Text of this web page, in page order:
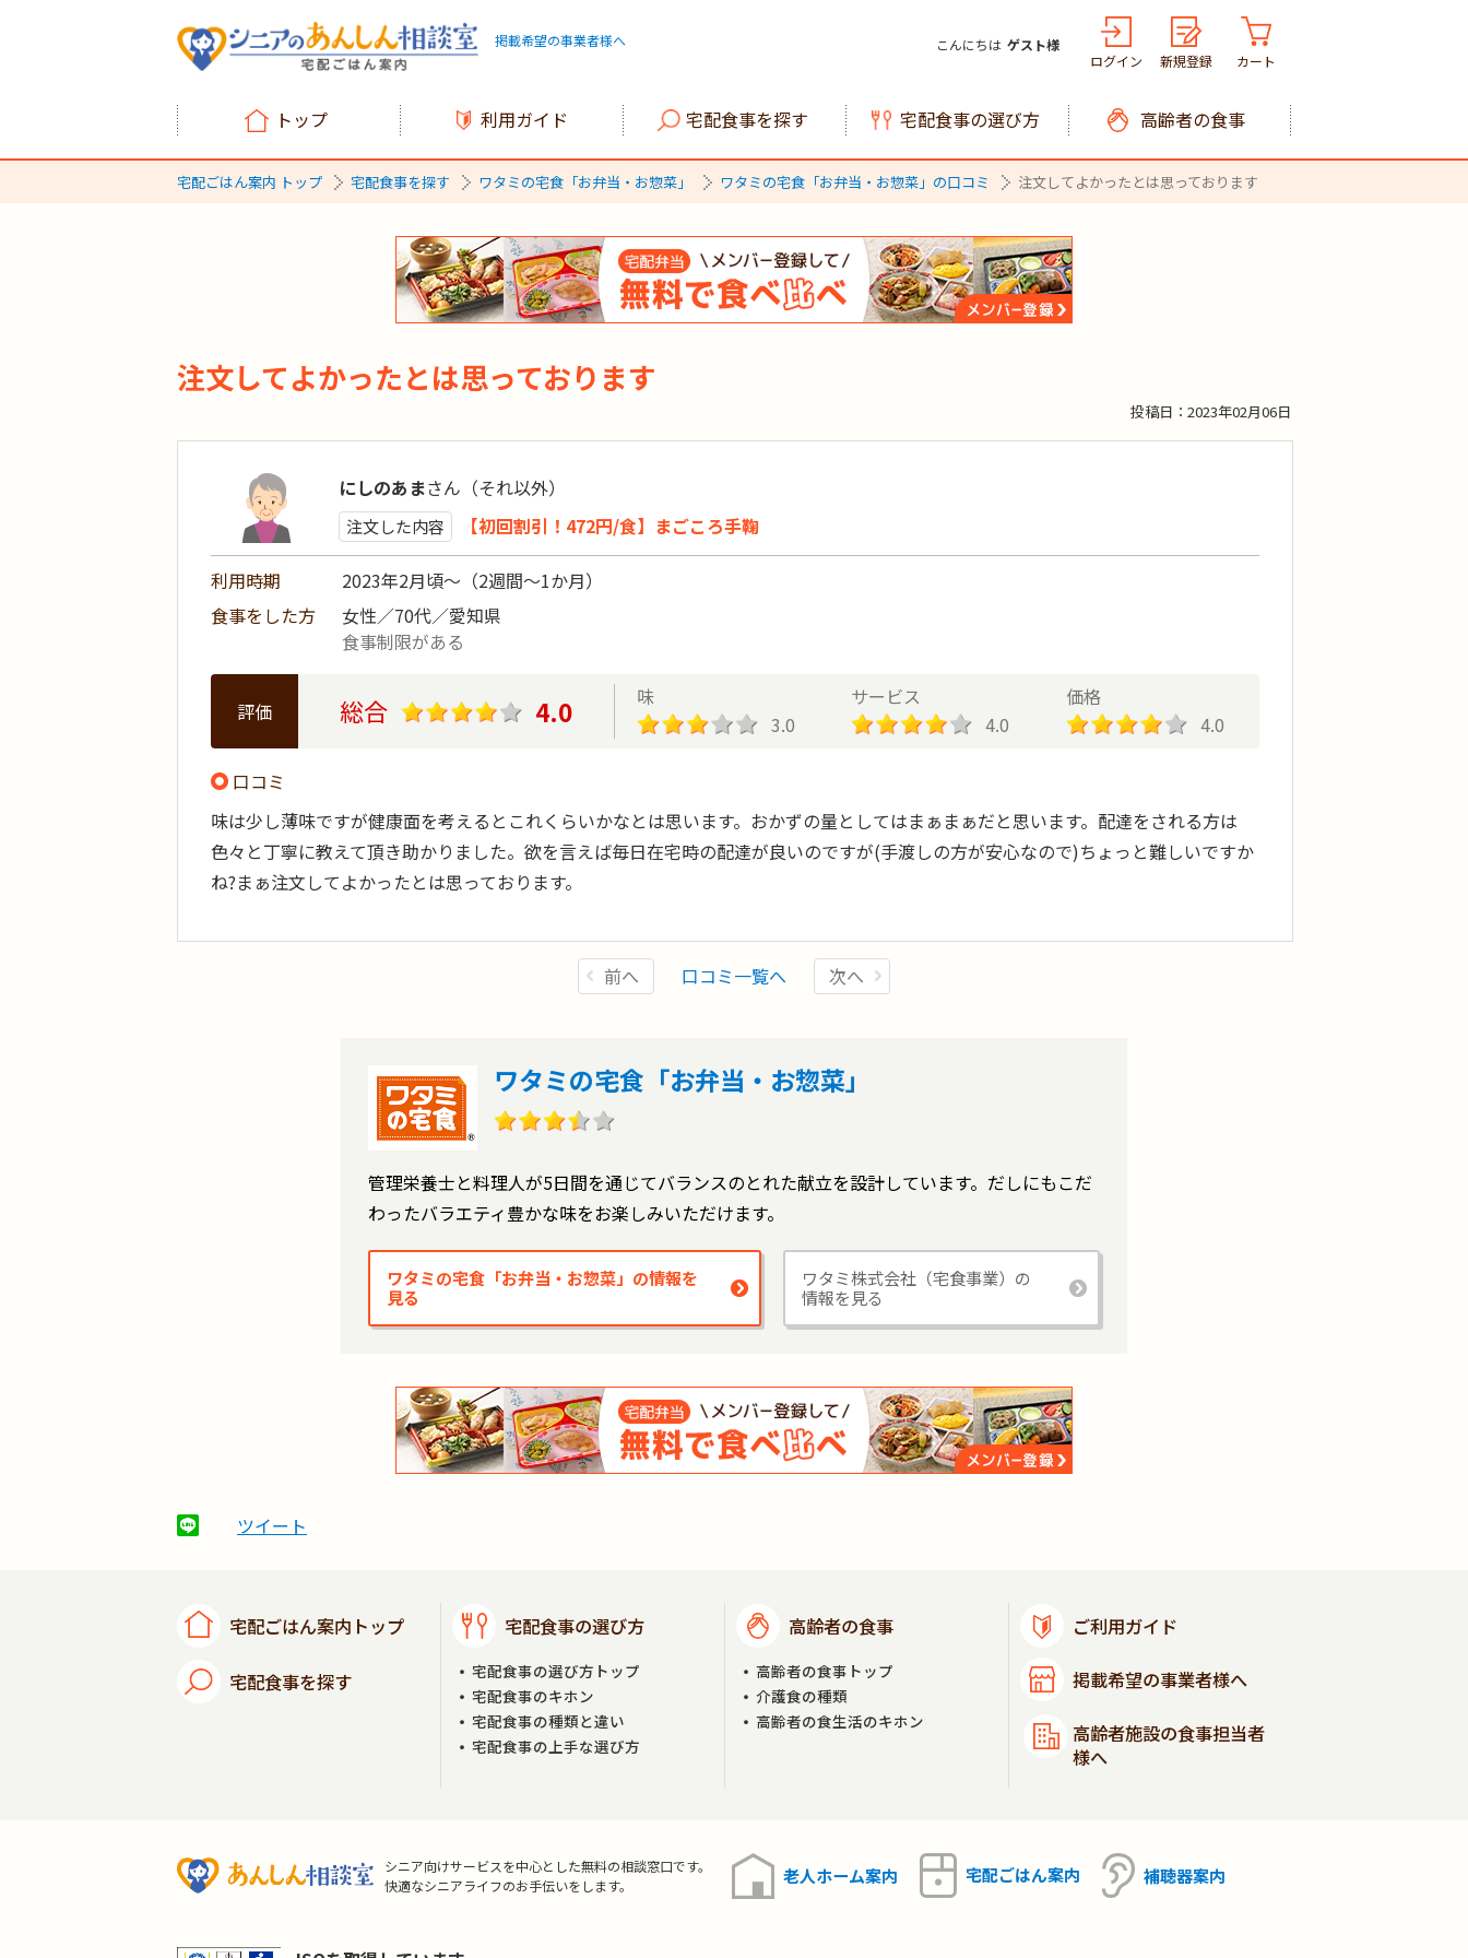
掲載希望の事業者様へ こんにちは ゲスト様
ログイン
新規登録 カート
トップ 利用ガイド 宅配食事を探す 宅配食事の選び方 高齢者の食事
宅配ごはん案内 トップ 宅配食事を探す ワタミの宅食「お弁当・お惣菜」 ワタミの宅食「お弁当・お惣菜」の口コミ 注文してよかったとは思っております
注文してよかったとは思っております
投稿日：2023年02月06日
にしのあまさん（それ以外）
注文した内容 【初回割引！472円/食】まごころ手鞠
利用時期
2023年2月頃～（2週間～1か月）
食事をした方
女性／70代／愛知県
食事制限がある
評価 総合 4.0
味
3.0
サービス
4.0
価格
4.0
口コミ
味は少し薄味ですが健康面を考えるとこれくらいかなとは思います。おかずの量としてはまぁまぁだと思います。配達をされる方は
色々と丁寧に教えて頂き助かりました。欲を言えば毎日在宅時の配達が良いのですが(手渡しの方が安心なので)ちょっと難しいですか
ね?まぁ注文してよかったとは思っております。
前へ 口コミ一覧へ 次へ
ワタミの宅食「お弁当・お惣菜」
管理栄養士と料理人が5日間を通じてバランスのとれた献立を設計しています。だしにもこだ
わったバラエティ豊かな味をお楽しみいただけます。
ワタミの宅食「お弁当・お惣菜」の情報を
見る
ワタミ株式会社（宅食事業）の
情報を見る
ツイート
宅配ごはん案内トップ
宅配食事を探す
宅配食事の選び方
宅配食事の選び方トップ
宅配食事のキホン
宅配食事の種類と違い
宅配食事の上手な選び方
高齢者の食事
高齢者の食事トップ
介護食の種類
高齢者の食生活のキホン
ご利用ガイド
掲載希望の事業者様へ
高齢者施設の食事担当者
様へ
シニア向けサービスを中心とした無料の相談窓口です。
快適なシニアライフのお手伝いをします。
老人ホーム案内 宅配ごはん案内 補聴器案内